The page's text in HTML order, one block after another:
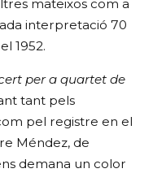
mateixos com a
interpretació 70
1952.
per a quartet de
tant pels
pel registre en el
Méndez, de
demana un color